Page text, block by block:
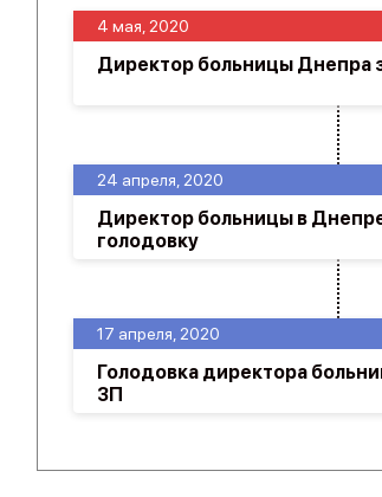
17 апреля, 2020
Голодовка директора
ЗП
24 апреля, 2020
Директор больницы в
голодовку
4 мая, 2020
Директор больницы Днепра